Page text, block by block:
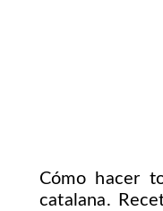
Cómo hacer
catalana.